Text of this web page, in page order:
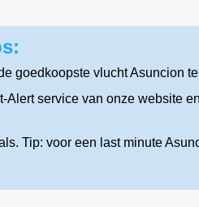
goedkoopste vlucht Asuncion
service van onze website
Tip: voor een last minute